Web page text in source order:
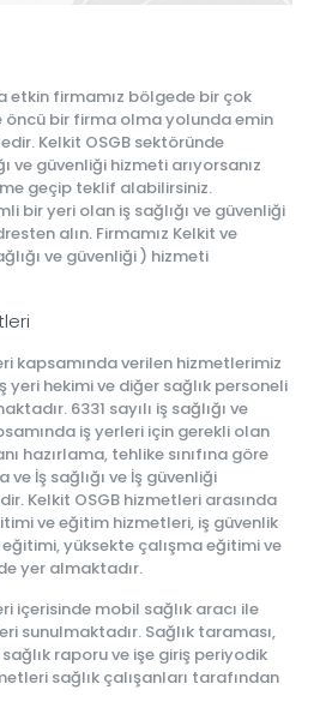
etkin firmamız bölgede bir çok
öncü bir firma olma yolunda emin
Kelkit OSGB sektöründe
ve güvenliği hizmeti arıyorsanız
geçip teklif alabilirsiniz.
bir yeri olan iş sağlığı ve güvenliği
alın. Firmamız Kelkit ve
ve güvenliği ) hizmeti
kapsamında verilen hizmetlerimiz
yeri hekimi ve diğer sağlık personeli
6331 sayılı iş sağlığı ve
iş yerleri için gerekli olan
hazırlama, tehlike sınıfına göre
ve İş sağlığı ve İş güvenliği
Kelkit OSGB hizmetleri arasında
ve eğitim hizmetleri, iş güvenlik
yüksekte çalışma eğitimi ve
yer almaktadır.
içerisinde mobil sağlık aracı ile
sunulmaktadır. Sağlık taraması,
raporu ve işe giriş periyodik
sağlık çalışanları tarafından